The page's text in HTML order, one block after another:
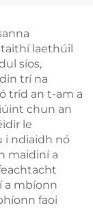
laethúil
síos,
trí na
tríd an t-am a
chun an
le
i ndiaidh nó
maidiní a
a mbíonn
faoi